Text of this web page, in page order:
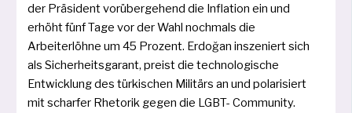
der Präsident vor­über­ge­hend die Inflation ein und
erhöht fünf Tage vor der Wahl noch­mals die
Arbeiterlöhne um 45 Prozent. Erdoğan insze­niert sich
als Sicherheitsgarant, preist die tech­no­lo­gi­sche
Entwicklung des tür­ki­schen Militärs an und pola­ri­siert
mit schar­fer Rhetorik gegen die LGBT- Community.